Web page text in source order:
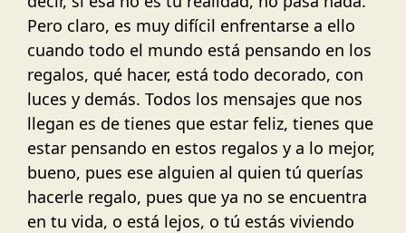
Pero claro, es muy difícil enfrentarse a ello
cuando todo el mundo está pensando en los
regalos, qué hacer, está todo decorado, con
luces y demás. Todos los mensajes que nos
llegan es de tienes que estar feliz, tienes que
estar pensando en estos regalos y a lo mejor,
bueno, pues ese alguien al quien tú querías
hacerle regalo, pues que ya no se encuentra
en tu vida, o está lejos, o tú estás viviendo